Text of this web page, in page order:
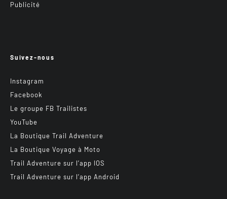
Publicité
Suivez-nous
Instagram
Facebook
Le groupe FB Trailistes
YouTube
La Boutique Trail Adventure
La Boutique Voyage à Moto
Trail Adventure sur l’app IOS
Trail Adventure sur l’app Android